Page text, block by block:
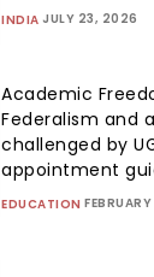
INDIA JULY 23, 2026
Academic
Federalism and
challenged by
appointment
EDUCATION